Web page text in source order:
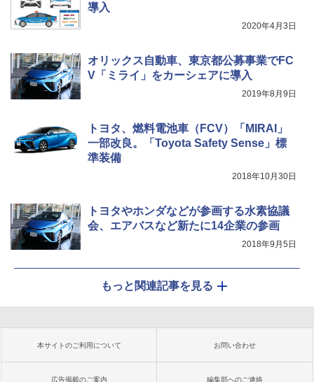
導入
2020年4月3日
オリックス自動車、東京都公募事業でFC
V「ミライ」をカーシェアに導入
2019年8月9日
トヨタ、燃料電池車（FCV）「MIRAI」
一部改良。「Toyota Safety Sense」標
準装備
2018年10月30日
トヨタやホンダなどが参画する水素協議
会、エアバスなど新たに14企業の参画
2018年9月5日
もっと関連記事を見る
本サイトのご利用について お問い合わせ
広告掲載のご案内 編集部へのご連絡